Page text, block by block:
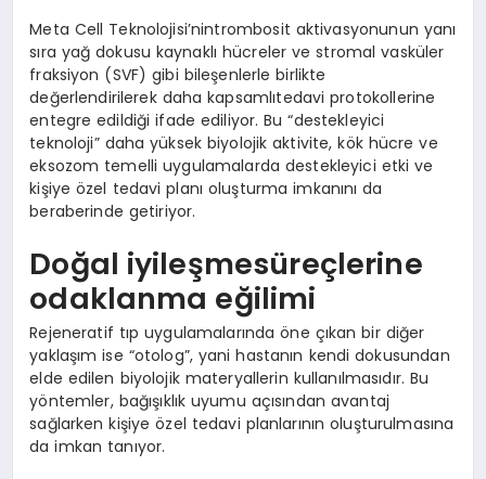
Meta Cell Teknolojisi’nintrombosit aktivasyonunun yanı
sıra yağ dokusu kaynaklı hücreler ve stromal vasküler
fraksiyon (SVF) gibi bileşenlerle birlikte
değerlendirilerek daha kapsamlıtedavi protokollerine
entegre edildiği ifade ediliyor. Bu “destekleyici
teknoloji” daha yüksek biyolojik aktivite, kök hücre ve
eksozom temelli uygulamalarda destekleyici etki ve
kişiye özel tedavi planı oluşturma imkanını da
beraberinde getiriyor.
Doğal iyileşmesüreçlerine
odaklanma eğilimi
Rejeneratif tıp uygulamalarında öne çıkan bir diğer
yaklaşım ise “otolog”, yani hastanın kendi dokusundan
elde edilen biyolojik materyallerin kullanılmasıdır. Bu
yöntemler, bağışıklık uyumu açısından avantaj
sağlarken kişiye özel tedavi planlarının oluşturulmasına
da imkan tanıyor.